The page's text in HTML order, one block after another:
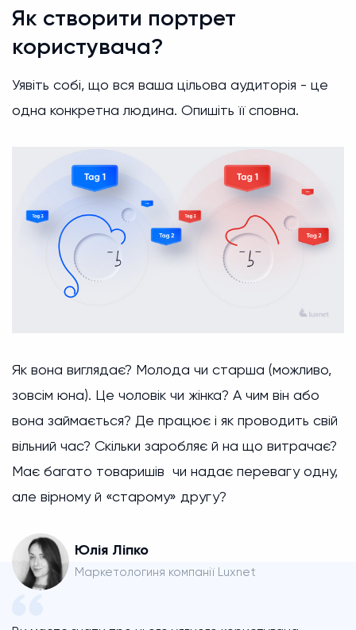
Як створити портрет
користувача?
Уявіть собі, що вся ваша цільова аудиторія - це
одна конкретна людина. Опишіть її сповна.
Як вона виглядає? Молода чи старша (можливо,
зовсім юна). Це чоловік чи жінка? А чим він або
вона займається? Де працює і як проводить свій
вільний час? Скільки заробляє й на що витрачає?
Має багато товаришів чи надає перевагу одну,
але вірному й «старому» другу?
Юлія Ліпко
Маркетологиня компанії Luxnet